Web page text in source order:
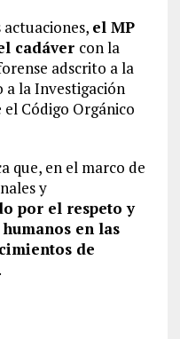
el MP
cadáver con la
adscrito a la
a la Investigación
Código Orgánico
que, en el marco de
y
por el respeto y
en las
de